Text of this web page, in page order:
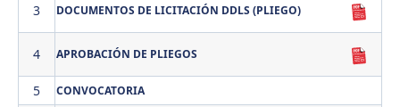
3 DOCUMENTOS DE LICITACIÓN DDLS (PLIEGO)
4 APROBACIÓN DE PLIEGOS
5 CONVOCATORIA